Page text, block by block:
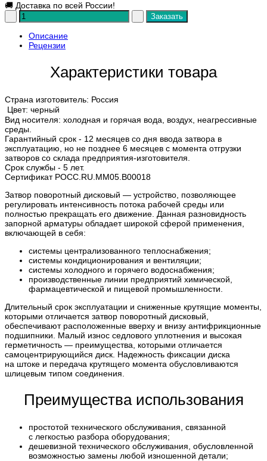
🚚 Доставка по всей России!
Описание
Рецензии
Характеристики товара
Страна изготовитель: Россия
Цвет: черный
Вид носителя: холодная и горячая вода, воздух, неагрессивные
среды.
Гарантийный срок - 12 месяцев со дня ввода затвора в
эксплуатацию, но не позднее 6 месяцев с момента отгрузки
затворов со склада предприятия-изготовителя.
Срок службы - 5 лет.
Сертификат POCC.RU.MM05.B00018
Затвор поворотный дисковый — устройство, позволяющее
регулировать интенсивность потока рабочей среды или
полностью прекращать его движение. Данная разновидность
запорной арматуры обладает широкой сферой применения,
включающей в себя:
системы централизованного теплоснабжения;
системы кондиционирования и вентиляции;
системы холодного и горячего водоснабжения;
производственные линии предприятий химической,
фармацевтической и пищевой промышленности.
Длительный срок эксплуатации и сниженные крутящие моменты,
которыми отличается затвор поворотный дисковый,
обеспечивают расположенные вверху и внизу антифрикционные
подшипники. Малый износ седлового уплотнения и высокая
герметичность — преимущества, которыми отличается
самоцентрирующийся диск. Надежность фиксации диска
на штоке и передача крутящего момента обусловливаются
шлицевым типом соединения.
Преимущества использования
простотой технического обслуживания, связанной
с легкостью разбора оборудования;
дешевизной технического обслуживания, обусловленной
возможностью замены любой изношенной детали;